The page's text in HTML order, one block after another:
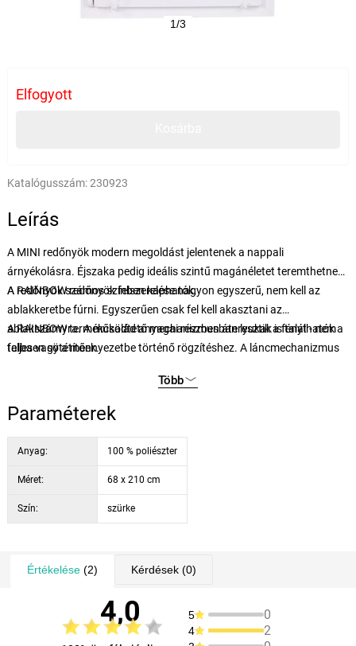
1/3
Elfogyott
Katalógusszám:230923
Leírás
A MINI redőnyök modern megoldást jelentenek a nappali
árnyékolásra. Éjszaka pedig ideális szintű magánéletet teremthetnek.
A redőnyök számos színben kaphatók.
A RAINBOW redőnyök felszerelése nagyon egyszerű, nem kell az
ablakkeretbe fúrni. Egyszerűen csak fel kell akasztani az
ablakszárnyra. A működtető mechanizmusban lyukak is találhatók a
falba vagy a mennyezetbe történő rögzítéshez. A láncmechanizmus
A RAINBOW termékcsalád anyagai részben áteresztik a fényt - nem
teljesen sötétítőek.
Több
Paraméterek
Anyag: 100 % poliészter
Méret: 68 x 210 cm
Szín: szürke
Értékelése(2) Kérdések(0)
4,0 5 0
4 2